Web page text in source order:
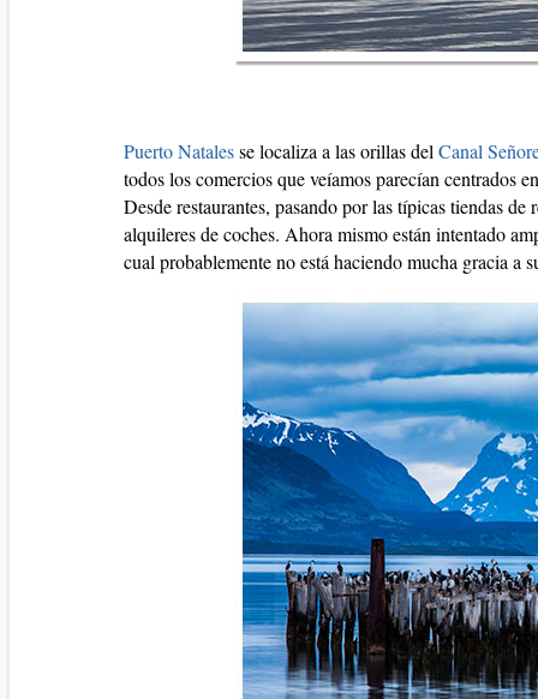
Puerto Natalesse localiza a las orillas del Canal
todos los comercios que veíamos parecían centrados
Desde restaurantes, pasando por las típicas tiendas
alquileres de coches. Ahora mismo están intentado
cual probablemente no está haciendo mucha gracia a